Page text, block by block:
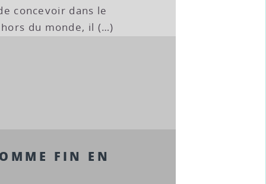
concevoir dans le
du monde, il (…)
FIN EN